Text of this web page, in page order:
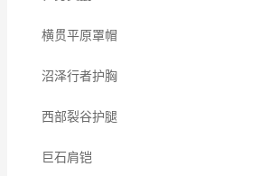
横贯平原罩帽
沼泽行者护胸
西部裂谷护腿
巨石肩铠